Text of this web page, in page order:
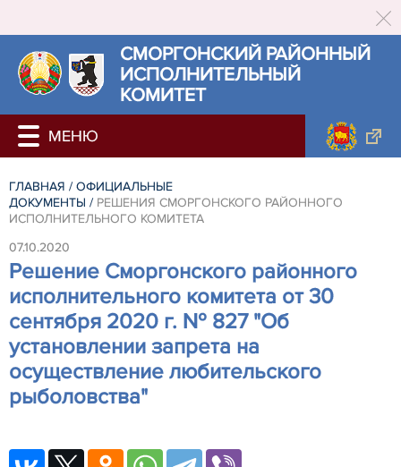
СМОРГОНСКИЙ РАЙОННЫЙ
ИСПОЛНИТЕЛЬНЫЙ
КОМИТЕТ
ГЛАВНАЯ / ОФИЦИАЛЬНЫЕ
ДОКУМЕНТЫ / РЕШЕНИЯ СМОРГОНСКОГО РАЙОННОГО
ИСПОЛНИТЕЛЬНОГО КОМИТЕТА
07.10.2020
Решение Сморгонского районного
исполнительного комитета от 30
сентября 2020 г. № 827 "Об
установлении запрета на
осуществление любительского
рыболовства"